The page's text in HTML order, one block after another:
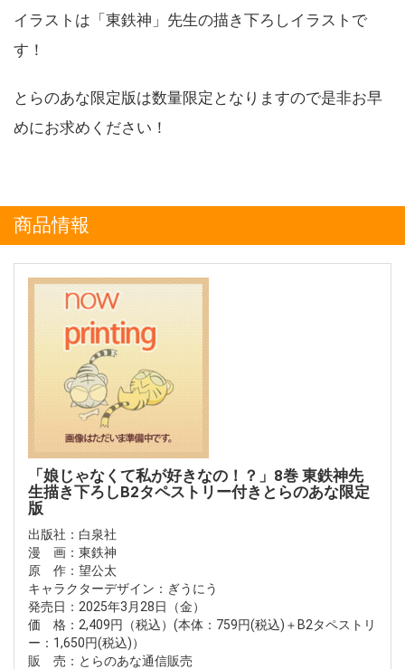
イラストは「東鉄神」先生の描き下ろしイラストで
す！
とらのあな限定版は数量限定となりますので是非お早
めにお求めください！
商品情報
「娘じゃなくて私が好きなの！？」8巻 東鉄神先
生描き下ろしB2タペストリー付きとらのあな限定
版
出版社：白泉社
漫 画：東鉄神
原 作：望公太
キャラクターデザイン：ぎうにう
発売日：2025年3月28日（金）
価 格：2,409円（税込）(本体：759円(税込)＋B2タペストリ
ー：1,650円(税込)）
販 売：とらのあな通信販売